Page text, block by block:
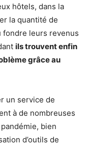
hôtels, dans la
la quantité de
fondre leurs revenus
ils trouvent enfin
grâce au
un service de
à de nombreuses
bien
d’outils de